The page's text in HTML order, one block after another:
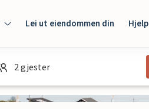
Lei ut eiendommen din Hjelp
2 gjester